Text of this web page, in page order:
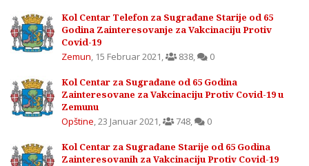
Kol Centar Telefon za Sugrađane Starije od 65
Godina Zainteresovanje za Vakcinaciju Protiv
Covid-19
Zemun, 15 Februar 2021, 838, 0
Kol Centar za Sugrađane od 65 Godina
Zainteresovane za Vakcinaciju Protiv Covid-19 u
Zemunu
Opštine,23 Januar 2021, 748, 0
Kol Centar za Sugrađane Starije od 65 Godina
Zainteresovanih za Vakcinaciju Protiv Covid-19